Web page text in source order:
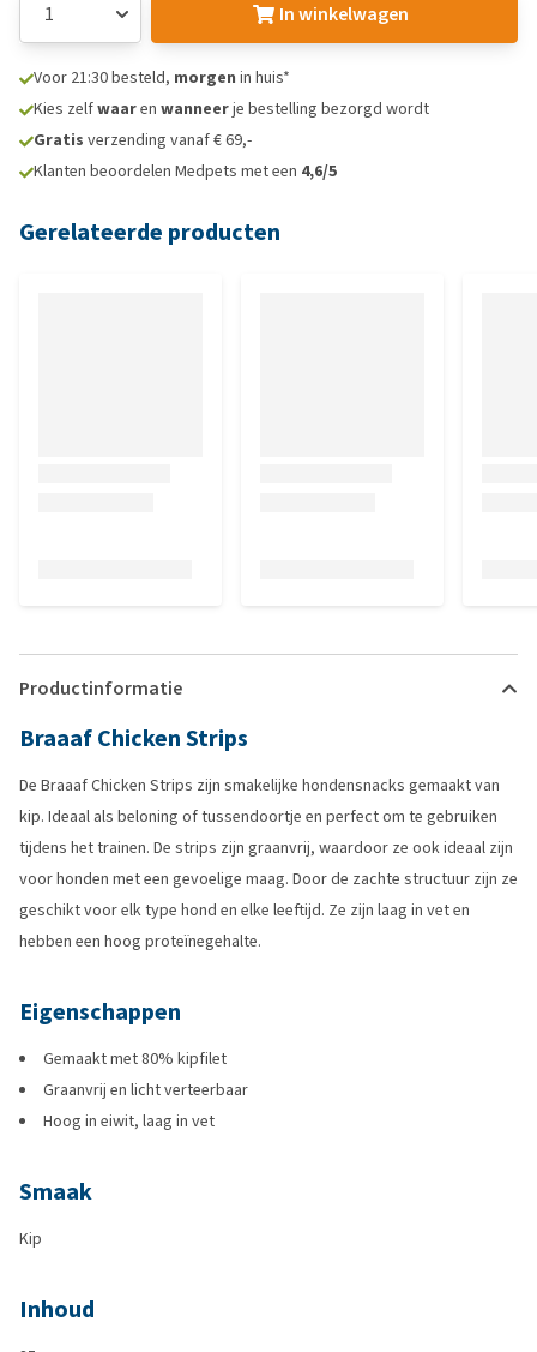
In winkelwagen
Voor 21:30 besteld, morgen in huis*
Kies zelfwaaren wanneerje bestelling bezorgd wordt
Gratis verzending vanaf € 69,-
Klanten beoordelen Medpets met een 4,6/5
Gerelateerde producten
Productinformatie
Braaaf Chicken Strips
De Braaaf Chicken Strips zijn smakelijke hondensnacks gemaakt van
kip. Ideaal als beloning of tussendoortje en perfect om te gebruiken
tijdens het trainen. De strips zijn graanvrij, waardoor ze ook ideaal zijn
voor honden met een gevoelige maag. Door de zachte structuur zijn ze
geschikt voor elk type hond en elke leeftijd. Ze zijn laag in vet en
hebben een hoog proteïnegehalte.
Eigenschappen
Gemaakt met 80% kipfilet
Graanvrij en licht verteerbaar
Hoog in eiwit, laag in vet
Smaak
Kip
Inhoud